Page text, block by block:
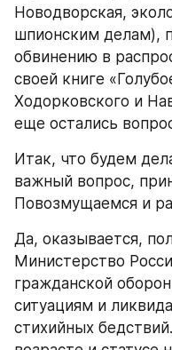
Новодворская,
шпионским делам),
обвинению в
своей книге
Ходорковского и
еще остались
Итак, что будем
важный вопрос,
Повозмущаемся и
Да, оказывается,
Министерство
гражданской
ситуациям и
стихийных